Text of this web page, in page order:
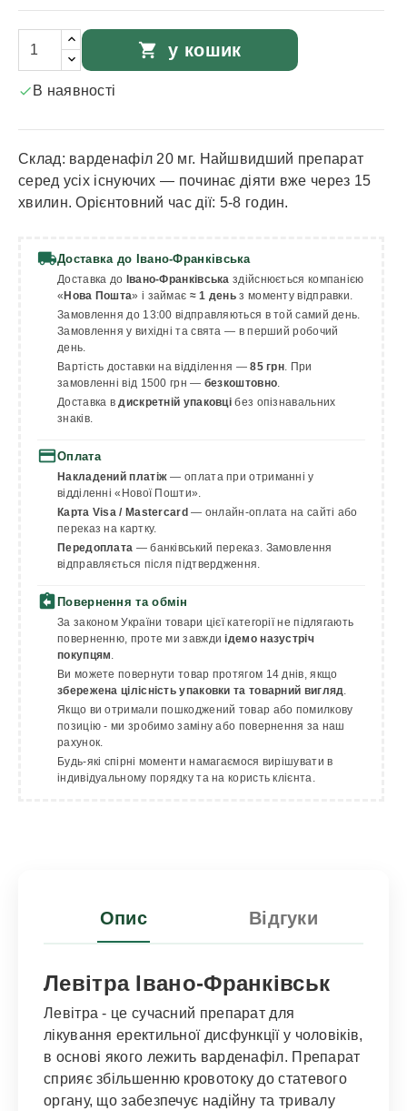
shopping_cart у кошик
 В наявності
Склад: варденафіл 20 мг. Найшвидший препарат
серед усіх існуючих — починає діяти вже через 15
хвилин. Орієнтовний час дії: 5-8 годин.
local_shippingДоставка до Івано-Франківська
Доставка до Івано-Франківська здійснюється компанією
« Нова Пошта» і займає ≈ 1 день з моменту відправки.
Замовлення до 13:00 відправляються в той самий день.
Замовлення у вихідні та свята — в перший робочий
день.
Вартість доставки на відділення —85 грн. При
замовленні від 1500 грн — безкоштовно.
Доставка вдискретній упаковці без опізнавальних
знаків.
paymentОплата
Накладений платіж — оплата при отриманні у
відділенні «Нової Пошти».
Карта Visa / Mastercard — онлайн-оплата на сайті або
переказ на картку.
Передоплата — банківський переказ. Замовлення
відправляється після підтвердження.
assignment_return Повернення та обмін
За законом України товари цієї категорії не підлягають
поверненню, проте ми завждиідемо назустріч
покупцям.
Ви можете повернути товар протягом 14 днів, якщо
збережена цілісність упаковки та товарний вигляд.
Якщо ви отримали пошкоджений товар або помилкову
позицію - ми зробимо заміну або повернення за наш
рахунок.
Будь-які спірні моменти намагаємося вирішувати в
індивідуальному порядку та на користь клієнта.
Опис Відгуки
Левітра Івано-Франківськ
Левітра - це сучасний препарат для
лікування еректильної дисфункції у чоловіків,
в основі якого лежить варденафіл. Препарат
сприяє збільшенню кровотоку до статевого
органу, що забезпечує надійну та тривалу